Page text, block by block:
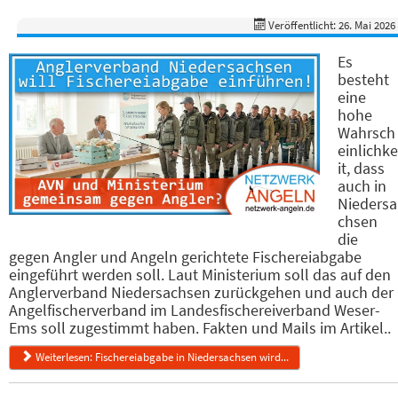
Veröffentlicht: 26. Mai 2026
Es
besteht
eine
hohe
Wahrsch
einlichke
it, dass
auch in
Niedersa
chsen
die
gegen Angler und Angeln gerichtete Fischereiabgabe
eingeführt werden soll. Laut Ministerium soll das auf den
Anglerverband Niedersachsen zurückgehen und auch der
Angelfischerverband im Landesfischereiverband Weser-
Ems soll zugestimmt haben. Fakten und Mails im Artikel..
Weiterlesen: Fischereiabgabe in Niedersachsen wird...